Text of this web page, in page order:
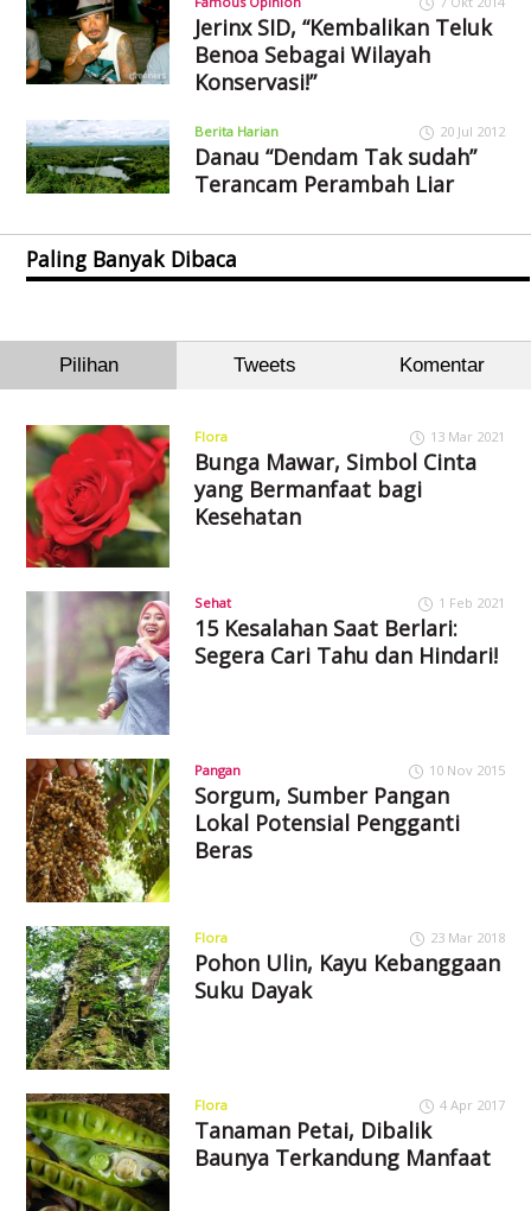
Jerinx SID, “Kembalikan Teluk
Benoa Sebagai Wilayah
Konservasi!”
Berita Harian 20 Jul 2012
Danau “Dendam Tak sudah”
Terancam Perambah Liar
Paling Banyak Dibaca
Pilihan Tweets Komentar
Flora 13 Mar 2021
Bunga Mawar, Simbol Cinta
yang Bermanfaat bagi
Kesehatan
Sehat 1 Feb 2021
15 Kesalahan Saat Berlari:
Segera Cari Tahu dan Hindari!
Pangan 10 Nov 2015
Sorgum, Sumber Pangan
Lokal Potensial Pengganti
Beras
Flora 23 Mar 2018
Pohon Ulin, Kayu Kebanggaan
Suku Dayak
Flora 4 Apr 2017
Tanaman Petai, Dibalik
Baunya Terkandung Manfaat